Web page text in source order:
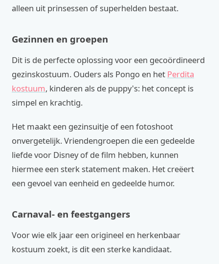
alleen uit prinsessen of superhelden bestaat.
Gezinnen en groepen
Dit is de perfecte oplossing voor een gecoördineerd
gezinskostuum. Ouders als Pongo en het Perdita
kostuum, kinderen als de puppy's: het concept is
simpel en krachtig.
Het maakt een gezinsuitje of een fotoshoot
onvergetelijk. Vriendengroepen die een gedeelde
liefde voor Disney of de film hebben, kunnen
hiermee een sterk statement maken. Het creëert
een gevoel van eenheid en gedeelde humor.
Carnaval- en feestgangers
Voor wie elk jaar een origineel en herkenbaar
kostuum zoekt, is dit een sterke kandidaat.